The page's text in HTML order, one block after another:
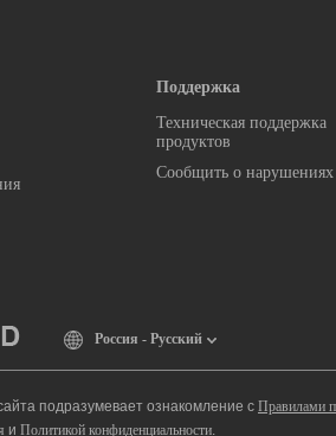
Поддержка
Техническая поддержка
продуктов
Сообщить о нарушениях
Россия - Русский
подразумевает ознакомление с Правилами
и Политикой конфиденциальности.